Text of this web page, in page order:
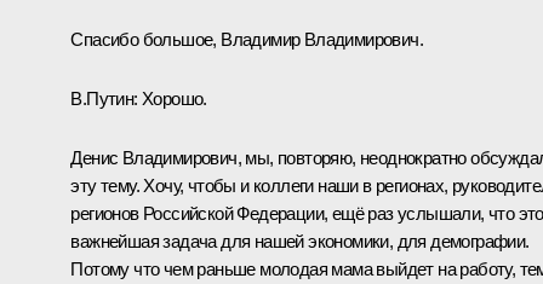
Спасибо большое, Владимир Владимирович.
В.Путин: Хорошо.
Денис Владимирович, мы, повторяю, неоднократно
эту тему. Хочу, чтобы и коллеги наши в регионах,
регионов Российской Федерации, ещё раз услышали, что это
важнейшая задача для нашей экономики, для демографии.
Потому что чем раньше молодая мама выйдет на работу,